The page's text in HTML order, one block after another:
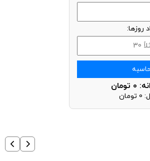
روزها:
0 تومان
0 تومان